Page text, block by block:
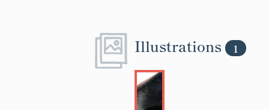
Illustrations 1